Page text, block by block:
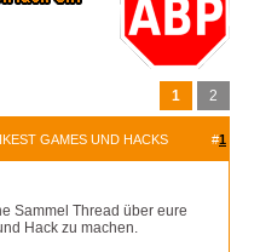
1 2
GAMES UND HACKS #1
Sammel Thread über eure
Hack zu machen.